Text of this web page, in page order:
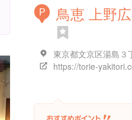
P 鳥恵 上野
https://torie-